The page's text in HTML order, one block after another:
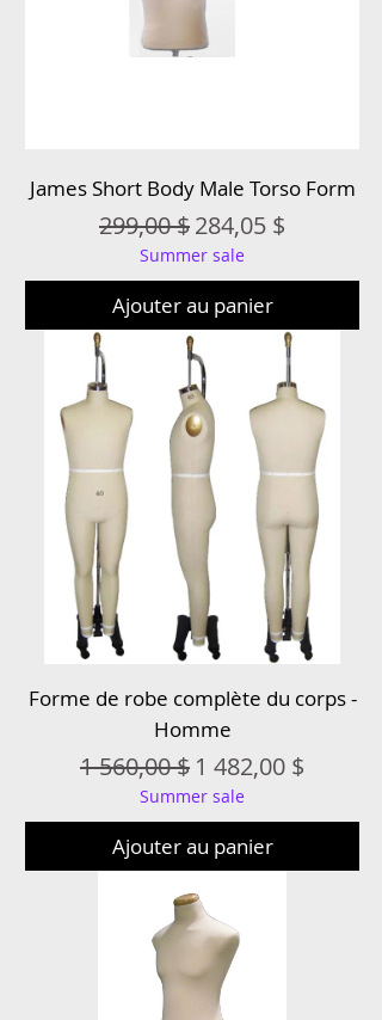
James Short Body Male Torso Form
Prix original
299,00 $Prix promotionnel
284,05 $
Summer sale
Ajouter au panier
Forme de robe complète du corps -
Homme
Prix original
1 560,00 $ Prix promotionnel
1 482,00 $
Summer sale
Ajouter au panier